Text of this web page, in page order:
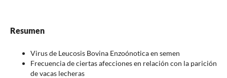
Resumen
Virus de Leucosis Bovina Enzoónotica en semen
Frecuencia de ciertas afecciones en relación con la parición
de vacas lecheras